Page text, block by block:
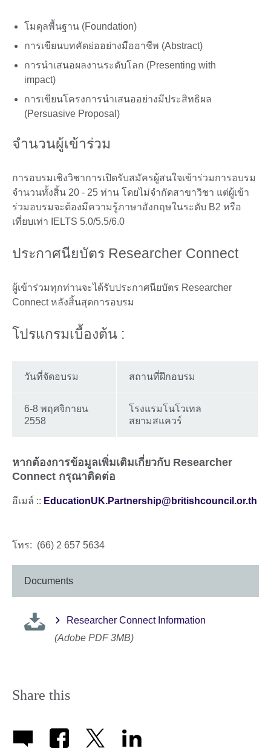
โมดุลพื้นฐาน (Foundation)
การเขียนบทคัดย่ออย่างมืออาชีพ (Abstract)
การนำเสนอผลงานระดับโลก (Presenting with
impact)
การเขียนโครงการนำเสนออย่างมีประสิทธิผล
(Persuasive Proposal)
จำนวนผู้เข้าร่วม
การอบรมเชิงวิชาการเปิดรับสมัครผู้สนใจเข้าร่วมการอบรม
จำนวนทั้งสิ้น 20 - 25 ท่าน โดยไม่จำกัดสาขาวิชา แต่ผู้เข้า
ร่วมอบรมจะต้องมีความรู้ภาษาอังกฤษในระดับ B2 หรือ
เที่ยบเท่า IELTS 5.0/5.5/6.0
ประกาศนียบัตร Researcher Connect
ผู้เข้าร่วมทุกท่านจะได้รับประกาศนียบัตร Researcher
Connect หลังสิ้นสุดการอบรม
โปรแกรมเบื้องต้น :
วันที่จัดอบรม สถานที่ฝึกอบรม
6-8 พฤศจิกายน
2558
โรงแรมโนโวเทล
สยามสแควร์
หากต้องการข้อมูลเพิ่มเติมเกี่ยวกับ Researcher
Connect กรุณาติดต่อ
อีเมล์ :: EducationUK.Partnership@britishcouncil.or.th
โทร: (66) 2 657 5634
Documents
Researcher Connect Information
(Adobe PDF 3MB)
Share this